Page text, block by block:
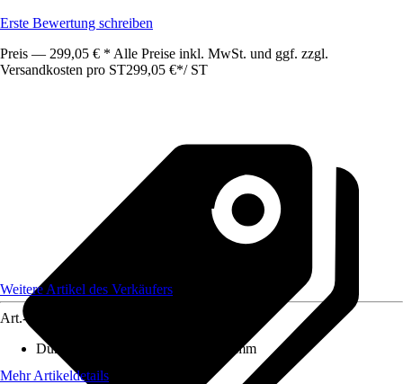
Erste Bewertung schreiben
Preis — 299,05 € * Alle Preise inkl. MwSt. und ggf. zzgl.
Versandkosten pro ST299,05 €*/ ST
Weitere Artikel des Verkäufers
Art.-Nr.
Durchmesser (von - bis)
1 mm - 1 mm
Mehr Artikeldetails